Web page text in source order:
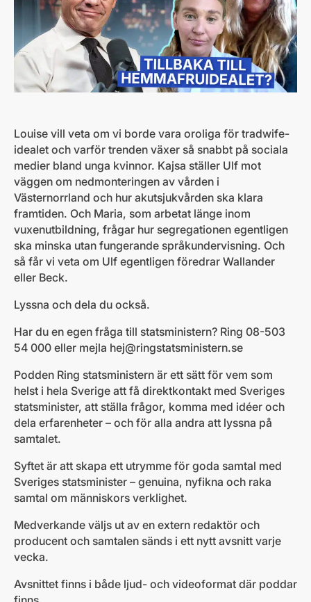
Louise vill veta om vi borde vara oroliga för tradwife-
idealet och varför trenden växer så snabbt på sociala
medier bland unga kvinnor. Kajsa ställer Ulf mot
väggen om nedmonteringen av vården i
Västernorrland och hur akutsjukvården ska klara
framtiden. Och Maria, som arbetat länge inom
vuxenutbildning, frågar hur segregationen egentligen
ska minska utan fungerande språkundervisning. Och
så får vi veta om Ulf egentligen föredrar Wallander
eller Beck.
Lyssna och dela du också.
Har du en egen fråga till statsministern? Ring 08-503
54 000 eller mejla hej@ringstatsministern.se
Podden Ring statsministern är ett sätt för vem som
helst i hela Sverige att få direktkontakt med Sveriges
statsminister, att ställa frågor, komma med idéer och
dela erfarenheter – och för alla andra att lyssna på
samtalet.
Syftet är att skapa ett utrymme för goda samtal med
Sveriges statsminister – genuina, nyfikna och raka
samtal om människors verklighet.
Medverkande väljs ut av en extern redaktör och
producent och samtalen sänds i ett nytt avsnitt varje
vecka.
Avsnittet finns i både ljud- och videoformat där poddar